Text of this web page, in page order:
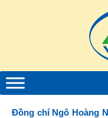
Đồng chí Ngô Hoàng